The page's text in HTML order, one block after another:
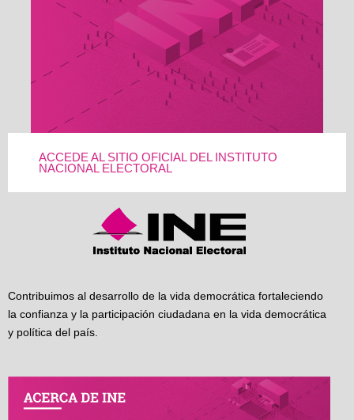
ACCEDE AL SITIO OFICIAL DEL INSTITUTO
NACIONAL ELECTORAL
Contribuimos al desarrollo de la vida democrática fortaleciendo
la confianza y la participación ciudadana en la vida democrática
y política del país.